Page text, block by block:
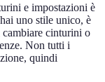
e impostazioni è
uno stile unico, è
cambiare cinturini o
Non tutti i
quindi